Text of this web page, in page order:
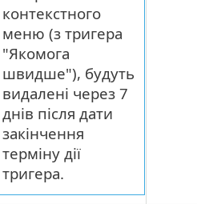
контекстного
меню (з тригера
"Якомога
швидше"), будуть
видалені через 7
днів після дати
закінчення
терміну дії
тригера.